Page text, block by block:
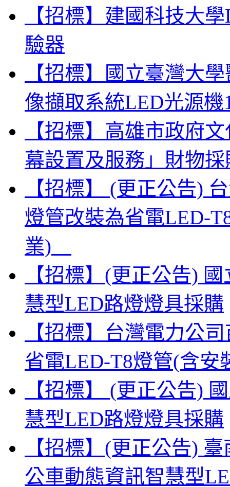
【招標】建國科技大
驗器
【招標】國立臺灣大
像擷取系統LED光源機
【招標】高雄市政府
幕設置及服務」財物採
【招標】 (更正公告)
燈管改裝為省電LED-
業)
【招標】(更正公告)
慧型LED路燈燈具採購
【招標】台灣電力公
省電LED-T8燈管(含
【招標】 (更正公告)
慧型LED路燈燈具採購
【招標】(更正公告)
公車動態資訊智慧型